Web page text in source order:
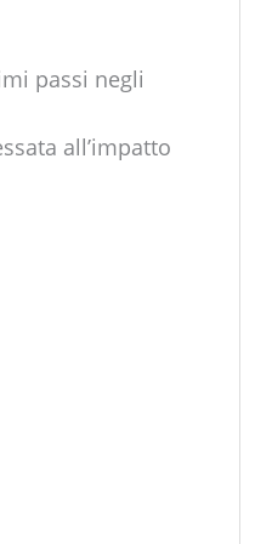
passi negli
all’impatto